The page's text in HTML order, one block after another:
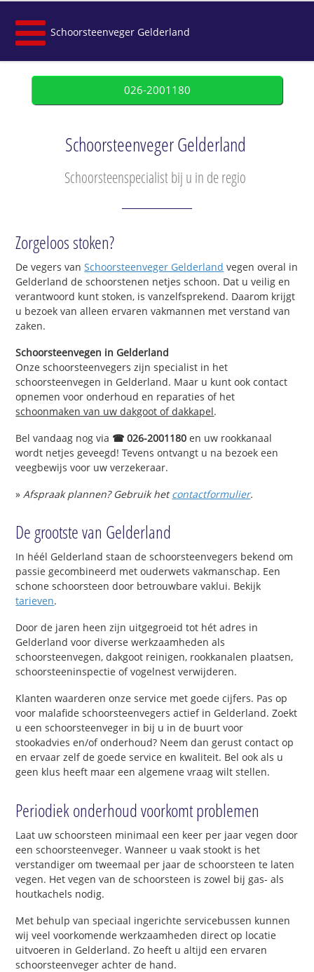
Schoorsteenveger Gelderland
026-2001180
Schoorsteenveger Gelderland
Schoorsteenspecialist bij u in de regio
Zorgeloos stoken?
De vegers vanSchoorsteenveger Gelderland vegen overal in
Gelderland de schoorstenen netjes schoon. Dat u veilig en
verantwoord kunt stoken, is vanzelfsprekend. Daarom krijgt
u bezoek van alleen ervaren vakmannen met verstand van
zaken.
Schoorsteenvegen in Gelderland
Onze schoorsteenvegers zijn specialist in het
schoorsteenvegen in Gelderland. Maar u kunt ook contact
opnemen voor onderhoud en reparaties of het
schoonmaken van uw dakgoot of dakkapel.
Bel vandaag nog via ☎ 026-2001180 en uw rookkanaal
wordt netjes geveegd! Tevens ontvangt u na bezoek een
veegbewijs voor uw verzekeraar.
» Afspraak plannen? Gebruik hetcontactformulier.
De grootste van Gelderland
In héél Gelderland staan de schoorsteenvegers bekend om
passie gecombineerd met ouderwets vakmanschap. Een
schone schoorsteen door betrouwbare vaklui. Bekijk
tarieven.
Door de jaren heen zijn uitgegroeid tot hét adres in
Gelderland voor diverse werkzaamheden als
schoorsteenvegen, dakgoot reinigen, rookkanalen plaatsen,
schoorsteeninspectie of vogelnest verwijderen.
Klanten waarderen onze service met goede cijfers. Pas op
voor malafide schoorsteenvegers actief in Gelderland. Zoekt
u een schoorsteenveger in bij u in de buurt voor
stookadvies en/of onderhoud? Neem dan gerust contact op
en ervaar zelf de goede service en kwaliteit. Bel ook als u
geen klus heeft maar een algemene vraag wilt stellen.
Periodiek onderhoud voorkomt problemen
Laat uw schoorsteen minimaal een keer per jaar vegen door
een schoorsteenveger. Wanneer u vaak stookt is het
verstandiger om tweemaal per jaar de schoorsteen te laten
vegen. Het vegen van de schoorsteen is zowel bij gas- als
houtkachels nodig.
Met behulp van speciaal ingerichte servicebussen kunnen
wij veel voorkomende werkzaamheden direct op locatie
uitvoeren in Gelderland. Zo heeft u altijd een ervaren
schoorsteenveger achter de hand.